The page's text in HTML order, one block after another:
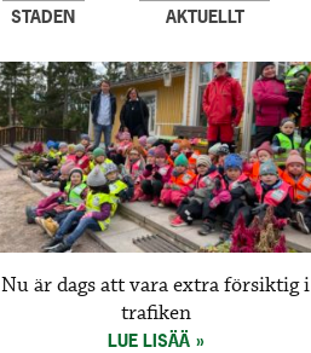
STADEN
AKTUELLT
Nu är dags att vara extra försiktig i
trafiken
LUE LISÄÄ